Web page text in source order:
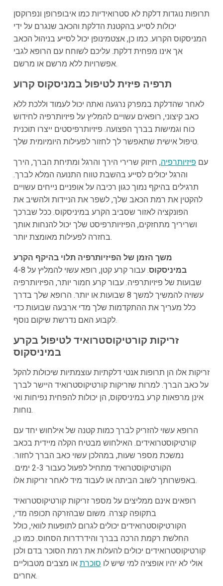
תרופות נוגדות דלקת לא סטרואידיות כמו איבופרופן ונפרוקסן
יכולות לסייע בהקטנת הדלקת והכאב שנגרם על ידי
המניסקוס הקרוע. כמו כן, אצטמינופן יכול לסייע בניהול הכאב
אך אינו מפחית דלקת. עליכם לשוחח עם הרופא לגבי
אפשרויות ללא מרשם או מרשם.
תרפיה פיזית לטיפול במניסקוס קרוע
לאחר שהדלקת במפרק נרגעה ואתה יכול לעמוד וללכת ללא
כאב קיצוני, רופאים עשויים להמליץ על פיזיותרפיה לחידוש
כוח וגמישות בברך הפצועה. פיזיותרפיסטים ייצרו תוכנית
טיפול אישית שתאפשר לך לחזור לפעילות היומיומית שלך.
עם פיזיותרפיה, חיזוק שרירי הירך והרגל ומתיחת הברך, הירך
והרגל יכולים לסייע בהשבת טווח התנועה המלא לברך.
תרגילים בהיקף נמוך כגון רכיבה על אופניים נייחים עשויים
להקטין את רמת הכאב שלך, לשפר את הניידות ולהשיב את
הפונקציה לאזור שסביב הקרע במיניסקוס. ככל שברכך
ושריריך מתחזקים, הפיזיותרפיסט שלך יכול להנחות אותך
בחזרה לפעילות מאומצת יותר.
משך הזמן של הפיזיותרפיה תלוי בהיקף הקרע
במיניסקוס
. עבור קרע קטן, רופא עשוי להמליץ על 4-8
שבועות של פיזיותרפיה. עבור קרע חמור יותר, הפיזיותרפיה
עשויה להמשיך למשך 8 שבועות או יותר. הרופא שלך בדרך
כלל מעריך את ההתקדמות שלך מדי ארבעה שבועות כדי
לקבוע האם נדרשת שיקום נוסף.
זריקות קורטיקוסטרואיד לטיפול בקרע
במיניסקוס
זריקות אלו הן תרופות אנטי דלקתיות עוצמתיות שיכולות להקל
על כאב הברך. למרות שזריקות קורטיקוסטרואיד היישר לברך
אינן מרפאות קרע במיניסקוס, הן יכולות להפחית נפיחות ואי
נוחות.
הרופא עשוי להזריק לברך כמות קטנה של אילחוש יחד עם
קורטיקוסטרואידים. האילחוש מבטיח הקלה מיידית בכאב
נמשכת מספר שעות, במהלכן עשוי כאב הברך לחזור.
הקורטיקוסטרואיד מתחיל לפעול כעבור 2-3 ימים.
באפשרותך לשוב הביתה או לעבוד מיד לאחר זריקות אלו.
רופאים אינם ממליצים על מספר זריקות קורטיקוסטרואיד
בתקופה קצרה. משום שבהזרקה תכופה מדי,
הקורטיקוסטרואידים יכולים לגרום לתופעות לוואי, כולל
החלשת רקמת הרכה בברך והידרדרות הסחוס. כמו כן,
קורטיקוסטרואידים יכולים להעלות את רמת הסוכר בדם ולכן
אולי לא יהיו אופציה למי שיש לו סוכרת או מצבים מטבוליים
אחרים.